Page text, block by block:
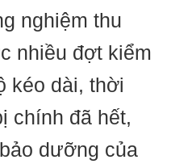
nghiệm thu
nhiều đợt kiểm
kéo dài, thời
chính đã hết,
dưỡng của